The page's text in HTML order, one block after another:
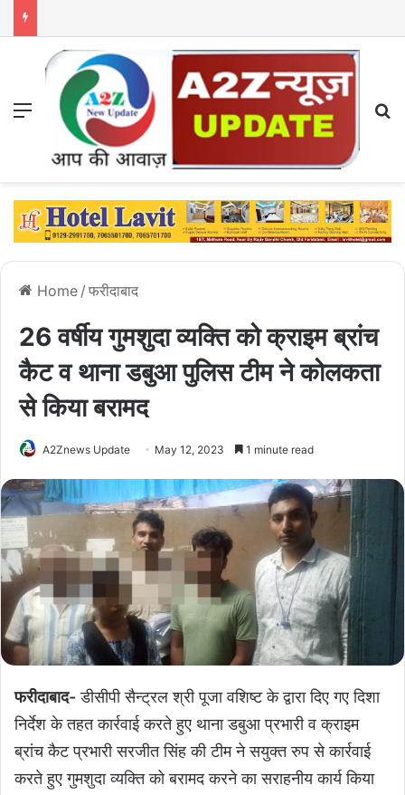
Menu
Home / फरीदाबाद
26 वर्षीय गुमशुदा व्यक्ति को क्राइम ब्रांच
कैट व थाना डबुआ पुलिस टीम ने कोलकता
से किया बरामद
A2Znews Update May 12, 2023 1 minute read
फरीदाबाद-डीसीपी सैन्ट्रल श्री पूजा वशिष्ट के द्वारा दिए गए दिशा
निर्देश के तहत कार्रवाई करते हुए थाना डबुआ प्रभारी व क्राइम
ब्रांच कैट प्रभारी सरजीत सिंह की टीम ने सयुक्त रुप से कार्रवाई
करते हुए गुमशुदा व्यक्ति को बरामद करने का सराहनीय कार्य किया